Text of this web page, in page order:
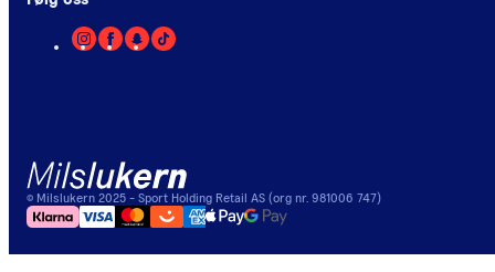
© Milslukern 2025 - Sport Holding Retail AS (org nr. 981006 747)